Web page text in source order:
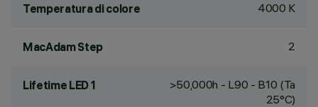
Temperatura di colore 4000 K
MacAdam Step 2
Lifetime LED 1
>50,000h - L90 - B10 (Ta
25°C)